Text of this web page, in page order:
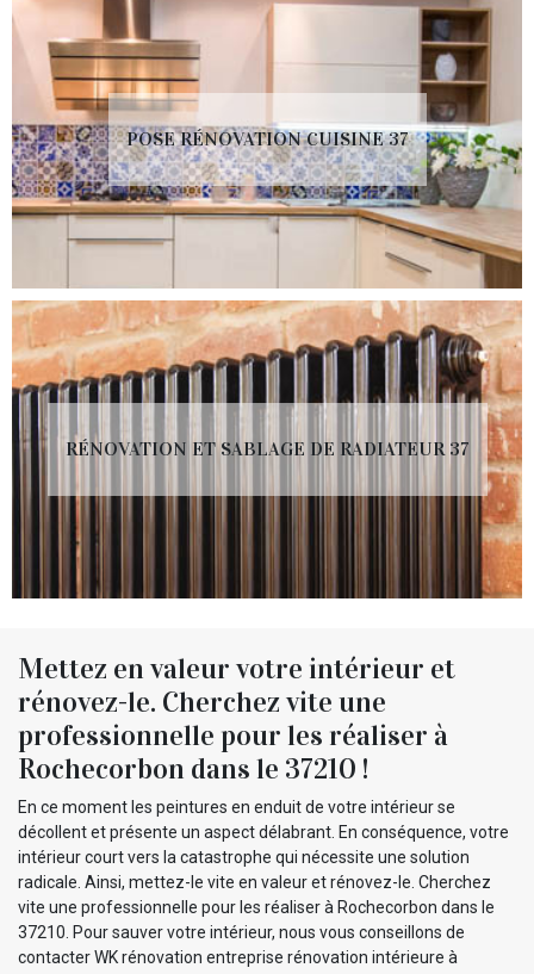
POSE RÉNOVATION CUISINE 37
RÉNOVATION ET SABLAGE DE RADIATEUR 37
Mettez en valeur votre intérieur et
rénovez-le. Cherchez vite une
professionnelle pour les réaliser à
Rochecorbon dans le 37210 !
En ce moment les peintures en enduit de votre intérieur se
décollent et présente un aspect délabrant. En conséquence, votre
intérieur court vers la catastrophe qui nécessite une solution
radicale. Ainsi, mettez-le vite en valeur et rénovez-le. Cherchez
vite une professionnelle pour les réaliser à Rochecorbon dans le
37210. Pour sauver votre intérieur, nous vous conseillons de
contacter WK rénovation entreprise rénovation intérieure à